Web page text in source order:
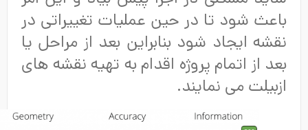
باعث شود تا در حین عملیات تغییراتی در
نقشه ایجاد شود بنابراین بعد از مراحل یا
بعد از اتمام پروژه اقدام به تهیه نقشه های
ازبیلت می نمایند.